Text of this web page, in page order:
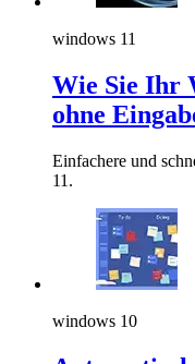
windows 11
Wie Sie Ihr
ohne
Einfachere und
11.
windows 10